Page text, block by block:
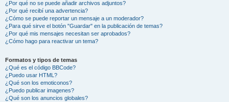
¿Por qué no se puede añadir archivos adjuntos?
¿Por qué recibí una advertencia?
¿Cómo se puede reportar un mensaje a un moderador?
¿Para qué sirve el botón "Guardar" en la publicación de temas?
¿Por qué mis mensajes necesitan ser aprobados?
¿Cómo hago para reactivar un tema?
Formatos y tipos de temas
¿Qué es el código BBCode?
¿Puedo usar HTML?
¿Qué son los emoticonos?
¿Puedo publicar imagenes?
¿Qué son los anuncios globales?